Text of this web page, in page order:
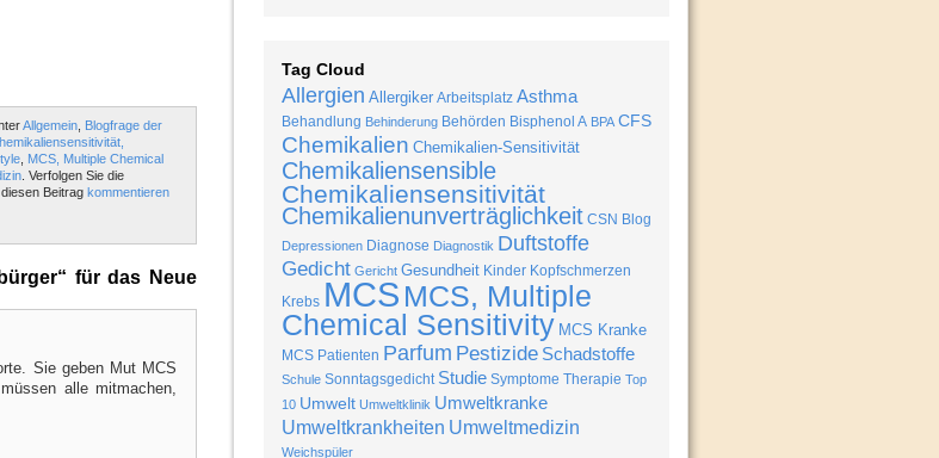
Allgemein, Blogfrage der
, MCS, Multiple Chemical
. Verfolgen Sie die
Beitrag kommentieren
für das Neue
Sie geben Mut MCS
alle mitmachen,
Tag Cloud
Allergien Allergiker Arbeitsplatz Asthma
Behandlung Behinderung Behörden Bisphenol A BPA CFS
Chemikalien Chemikalien-Sensitivität
Chemikaliensensible
Chemikaliensensitivität
Chemikalienunverträglichkeit CSN Blog
Depressionen Diagnose Diagnostik Duftstoffe
Gedicht Gericht Gesundheit Kinder Kopfschmerzen
Krebs MCS MCS, Multiple
Chemical Sensitivity MCS Kranke
MCS Patienten Parfum Pestizide Schadstoffe
Schule Sonntagsgedicht Studie Symptome Therapie Top
10 Umwelt Umweltklinik Umweltkranke
Umweltkrankheiten Umweltmedizin
Weichspüler